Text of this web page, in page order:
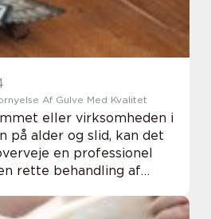
Af Gulve Med Kvalitet
eller virksomheden i
på alder og slid, kan det
en professionel
rette behandling af